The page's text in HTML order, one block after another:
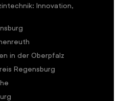
Innovation,
in der Oberpfalz
Regensburg